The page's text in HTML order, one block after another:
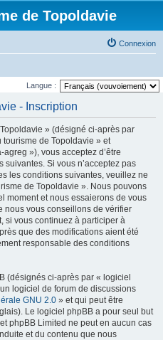
de Topoldavie
Connexion
Langue :
- Inscription
» (désigné ci-après par
tourisme de Topoldavie » et
»), vous acceptez d’être
Si vous n’acceptez pas
les conditions suivantes, veuillez ne
de Topoldavie ». Nous pouvons
moment et nous essaierons de vous
nous vous conseillons de vérifier
si vous continuez à participer à
que des modifications aient été
responsable des conditions
(désignés ci-après par « logiciel
logiciel de forum de discussions
GNU 2.0 » et qui peut être
Le logiciel phpBB a pour seul but
phpBB Limited ne peut en aucun cas
et du contenu que nous